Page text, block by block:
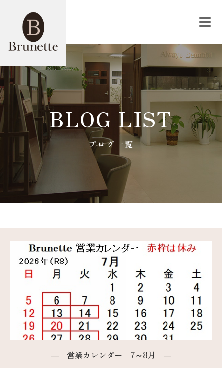
BLOG LIST
ブログ一覧
― 営業カレンダー 7～8月 ―